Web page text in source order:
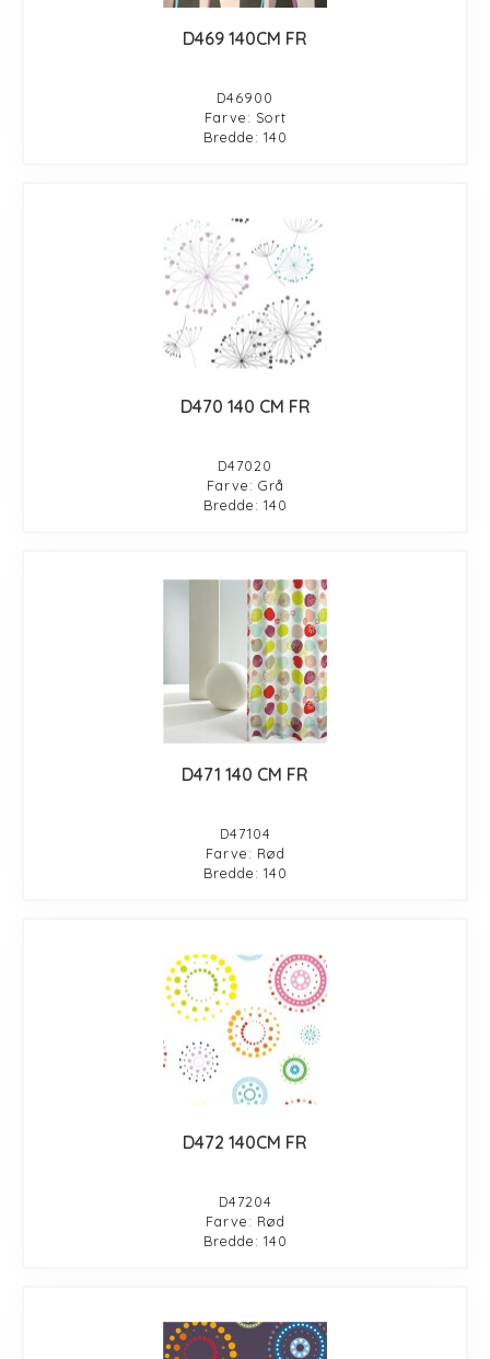
D469 140CM FR
D46900
Farve: Sort
Bredde: 140
D470 140 CM FR
D47020
Farve: Grå
Bredde: 140
D471 140 CM FR
D47104
Farve: Rød
Bredde: 140
D472 140CM FR
D47204
Farve: Rød
Bredde: 140